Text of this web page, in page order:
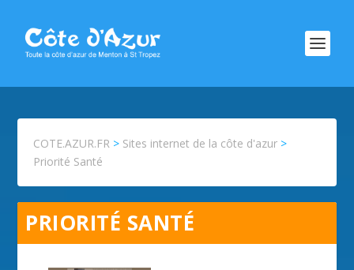
COTE.AZUR.FR > Sites internet de la côte d'azur >
Priorité Santé
PRIORITÉ SANTÉ